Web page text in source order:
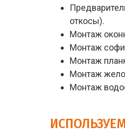
откосы).
Монтаж
Монтаж
Монтаж
Монтаж
Монтаж